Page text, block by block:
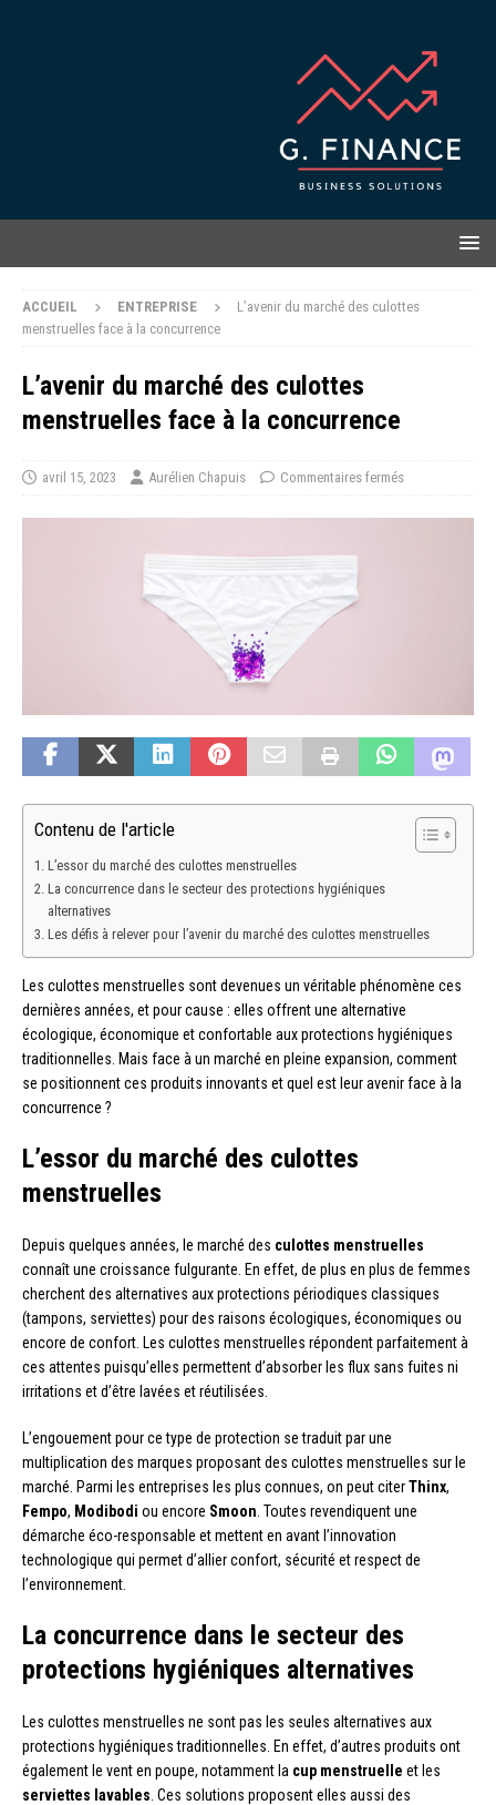
ACCUEIL ENTREPRISE
L’avenir du marché des culottes
menstruelles face à la concurrence
L’avenir du marché des culottes
menstruelles face à la concurrence
avril 15, 2023 Aurélien Chapuis Commentaires fermés
Contenu de l'article
L’essor du marché des culottes menstruelles
La concurrence dans le secteur des protections hygiéniques
alternatives
Les défis à relever pour l’avenir du marché des culottes menstruelles
Les culottes menstruelles sont devenues un véritable phénomène ces
dernières années, et pour cause : elles offrent une alternative
écologique, économique et confortable aux protections hygiéniques
traditionnelles. Mais face à un marché en pleine expansion, comment
se positionnent ces produits innovants et quel est leur avenir face à la
concurrence ?
L’essor du marché des culottes
menstruelles
Depuis quelques années, le marché des culottes menstruelles
connaît une croissance fulgurante. En effet, de plus en plus de femmes
cherchent des alternatives aux protections périodiques classiques
(tampons, serviettes) pour des raisons écologiques, économiques ou
encore de confort. Les culottes menstruelles répondent parfaitement à
ces attentes puisqu’elles permettent d’absorber les flux sans fuites ni
irritations et d’être lavées et réutilisées.
L’engouement pour ce type de protection se traduit par une
multiplication des marques proposant des culottes menstruelles sur le
marché. Parmi les entreprises les plus connues, on peut citerThinx,
Fempo, Modibodi ou encore Smoon. Toutes revendiquent une
démarche éco-responsable et mettent en avant l’innovation
technologique qui permet d’allier confort, sécurité et respect de
l’environnement.
La concurrence dans le secteur des
protections hygiéniques alternatives
Les culottes menstruelles ne sont pas les seules alternatives aux
protections hygiéniques traditionnelles. En effet, d’autres produits ont
également le vent en poupe, notamment la cup menstruelle et les
serviettes lavables. Ces solutions proposent elles aussi des